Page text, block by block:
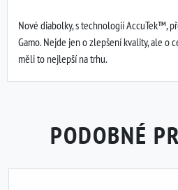
Nové diabolky, s technologií AccuTek™,
Gamo. Nejde jen o zlepšení kvality, ale o
měli to nejlepší na trhu.
PODOBNÉ